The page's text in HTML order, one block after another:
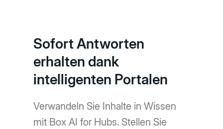
Sofort Antworten
erhalten dank
intelligenten Portalen
Verwandeln Sie Inhalte in Wissen
mit Box AI for Hubs. Stellen Sie